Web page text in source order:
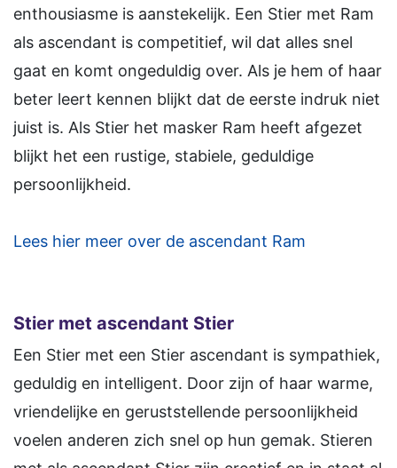
enthousiasme is aanstekelijk. Een Stier met Ram
als ascendant is competitief, wil dat alles snel
gaat en komt ongeduldig over. Als je hem of haar
beter leert kennen blijkt dat de eerste indruk niet
juist is. Als Stier het masker Ram heeft afgezet
blijkt het een rustige, stabiele, geduldige
persoonlijkheid.
Lees hier meer over de ascendant Ram
Stier met ascendant Stier
Een Stier met een Stier ascendant is sympathiek,
geduldig en intelligent. Door zijn of haar warme,
vriendelijke en geruststellende persoonlijkheid
voelen anderen zich snel op hun gemak. Stieren